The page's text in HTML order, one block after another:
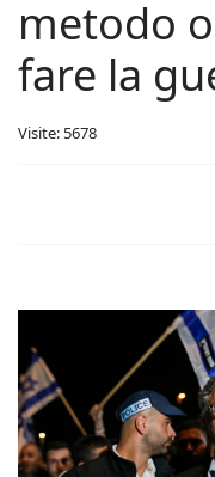
metodo
fare la
Visite: 5678